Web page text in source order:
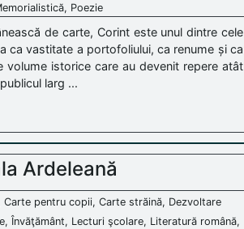
Poezie
de carte, Corint este unul dintre cele
ca vastitate a portofoliului, ca renume și ca
volume istorice care au devenit repere atât
larg ...
Ardeleană
pentru copii, Carte străină, Dezvoltare
Învăţământ, Lecturi şcolare, Literatură română,